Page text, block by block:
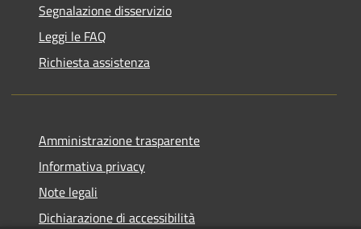
Segnalazione disservizio
Leggi le FAQ
Richiesta assistenza
Amministrazione trasparente
Informativa privacy
Note legali
Dichiarazione di accessibilità